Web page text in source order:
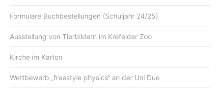
Formulare Buchbestellungen (Schuljahr 24/25)
Ausstellung von Tierbildern im Krefelder Zoo
Kirche im Karton
Wettbewerb „freestyle physics“ an der Uni Due